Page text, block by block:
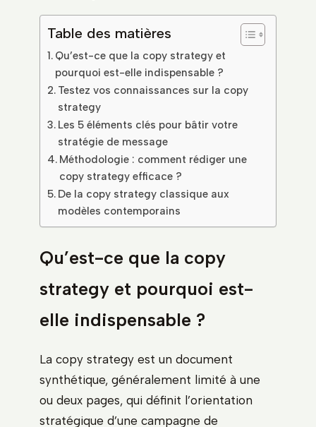
Table des matières
Qu’est-ce que la copy strategy et
pourquoi est-elle indispensable ?
Testez vos connaissances sur la copy
strategy
Les 5 éléments clés pour bâtir votre
stratégie de message
Méthodologie : comment rédiger une
copy strategy efficace ?
De la copy strategy classique aux
modèles contemporains
Qu’est-ce que la copy
strategy et pourquoi est-
elle indispensable ?
La copy strategy est un document
synthétique, généralement limité à une
ou deux pages, qui définit l’orientation
stratégique d’une campagne de